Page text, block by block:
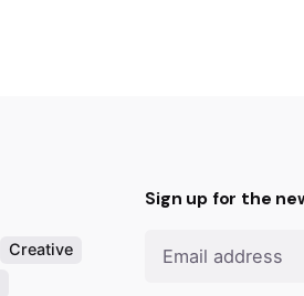
Creative
Sign up for the